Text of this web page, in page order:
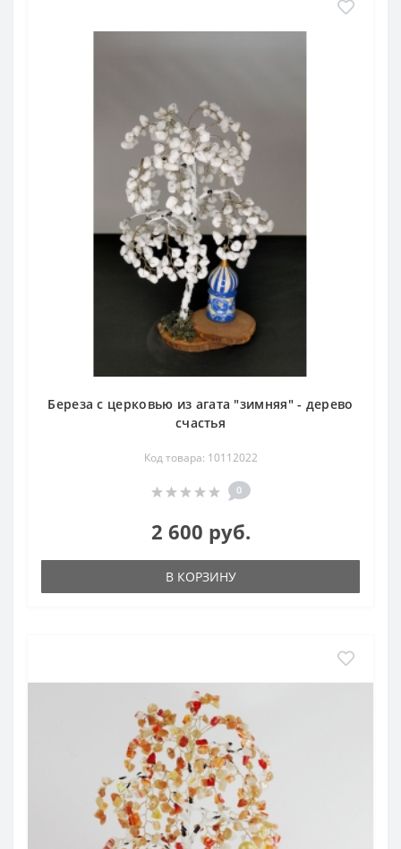
Береза с церковью из агата "зимняя" - дерево
счастья
Код товара: 10112022
0
2 600 руб.
В КОРЗИНУ